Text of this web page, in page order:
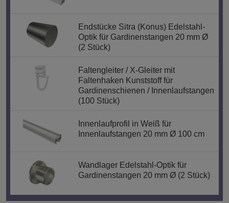
Endstücke Sitra (Konus) Edelstahl-
Optik für Gardinenstangen 20 mm Ø
(2 Stück)
Faltengleiter / X-Gleiter mit
Faltenhaken Kunststoff für
Gardinenschienen / Innenlaufstangen
(100 Stück)
Innenlaufprofil in Weiß für
Innenlaufstangen 20 mm Ø 100 cm
Wandlager Edelstahl-Optik für
Gardinenstangen 20 mm Ø (2 Stück)